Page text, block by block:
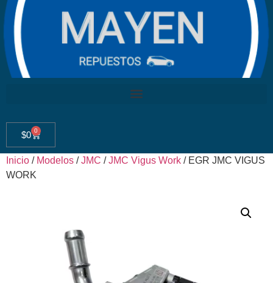
$0 0
Inicio / Modelos /JMC /JMC Vigus Work / EGR JMC VIGUS
WORK